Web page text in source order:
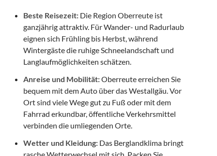
Beste Reisezeit: Die Region Oberreute ist
ganzjährig attraktiv. Für Wander- und Radurlaub
eignen sich Frühling bis Herbst, während
Wintergäste die ruhige Schneelandschaft und
Langlaufmöglichkeiten schätzen.
Anreise und Mobilität:Oberreute erreichen Sie
bequem mit dem Auto über das Westallgäu. Vor
Ort sind viele Wege gut zu Fuß oder mit dem
Fahrrad erkundbar, öffentliche Verkehrsmittel
verbinden die umliegenden Orte.
Wetter und Kleidung: Das Berglandklima bringt